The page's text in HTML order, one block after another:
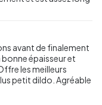
avant de finalement
épaisseur et
les meilleurs
petit dildo. Agréable